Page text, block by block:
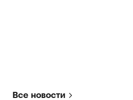
Все новости